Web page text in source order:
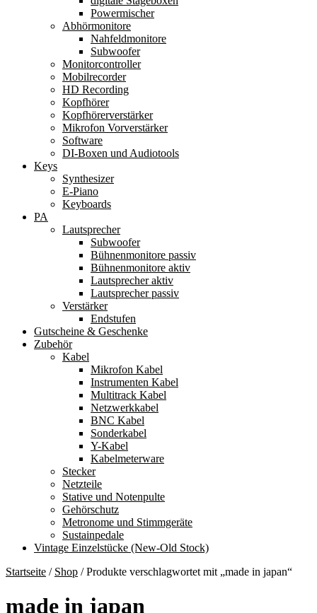
Powermischer
Abhörmonitore
Nahfeldmonitore
Subwoofer
Monitorcontroller
Mobilrecorder
HD Recording
Kopfhörer
Kopfhörerverstärker
Mikrofon Vorverstärker
Software
DI-Boxen und Audiotools
Keys
Synthesizer
E-Piano
Keyboards
PA
Lautsprecher
Subwoofer
Bühnenmonitore passiv
Bühnenmonitore aktiv
Lautsprecher aktiv
Lautsprecher passiv
Verstärker
Endstufen
Gutscheine & Geschenke
Zubehör
Kabel
Mikrofon Kabel
Instrumenten Kabel
Multitrack Kabel
Netzwerkkabel
BNC Kabel
Sonderkabel
Y-Kabel
Kabelmeterware
Stecker
Netzteile
Stative und Notenpulte
Gehörschutz
Metronome und Stimmgeräte
Sustainpedale
Vintage Einzelstücke (New-Old Stock)
Startseite / Shop /Produkte verschlagwortet mit „made in japan“
made in japan